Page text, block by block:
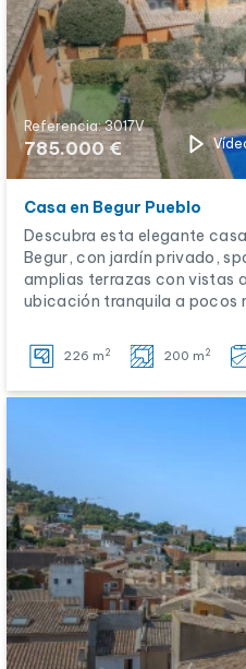
Referencia: 3017V
785.000 €
Casa en Begur Pueblo
Descubra esta elegante
Begur, con jardín privado,
amplias terrazas con vistas
ubicación tranquila a pocos
226 m 2 200 m 2